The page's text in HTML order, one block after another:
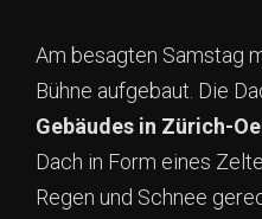
Am besagten Samstag
Bühne aufgebaut. Die
Gebäudes in Zürich-
Dach in Form eines
Regen und Schnee